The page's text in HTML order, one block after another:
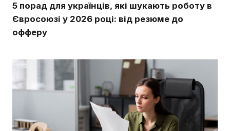
5 порад для українців, які шукають роботу в
Євросоюзі у 2026 році: від резюме до
офферу